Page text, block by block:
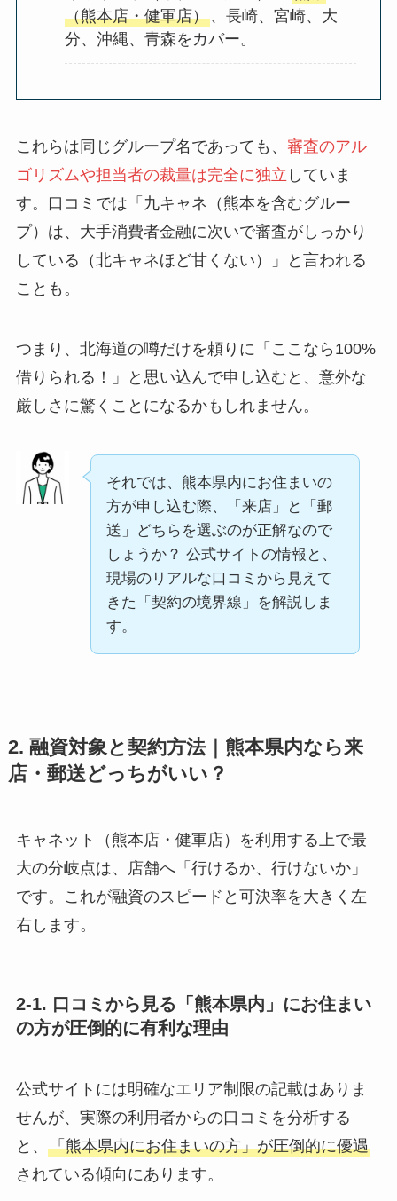
（熊本店・健軍店）、長崎、宮崎、大
分、沖縄、青森をカバー。
これらは同じグループ名であっても、 審査のアル
ゴリズムや担当者の裁量は完全に独立 していま
す。口コミでは「九キャネ（熊本を含むグルー
プ）は、大手消費者金融に次いで審査がしっかり
している（北キャネほど甘くない）」と言われる
ことも。
つまり、北海道の噂だけを頼りに「ここなら100%
借りられる！」と思い込んで申し込むと、意外な
厳しさに驚くことになるかもしれません。
それでは、熊本県内にお住まいの
方が申し込む際、「来店」と「郵
送」どちらを選ぶのが正解なので
しょうか？ 公式サイトの情報と、
現場のリアルな口コミから見えて
きた「契約の境界線」を解説しま
す。
2. 融資対象と契約方法｜熊本県内なら来
店・郵送どっちがいい？
キャネット（熊本店・健軍店）を利用する上で最
大の分岐点は、店舗へ「行けるか、行けないか」
です。これが融資のスピードと可決率を大きく左
右します。
2-1. 口コミから見る「熊本県内」にお住まい
の方が圧倒的に有利な理由
公式サイトには明確なエリア制限の記載はありま
せんが、実際の利用者からの口コミを分析する
と、 「熊本県内にお住まいの方」が圧倒的に優遇
されている傾向にあります。